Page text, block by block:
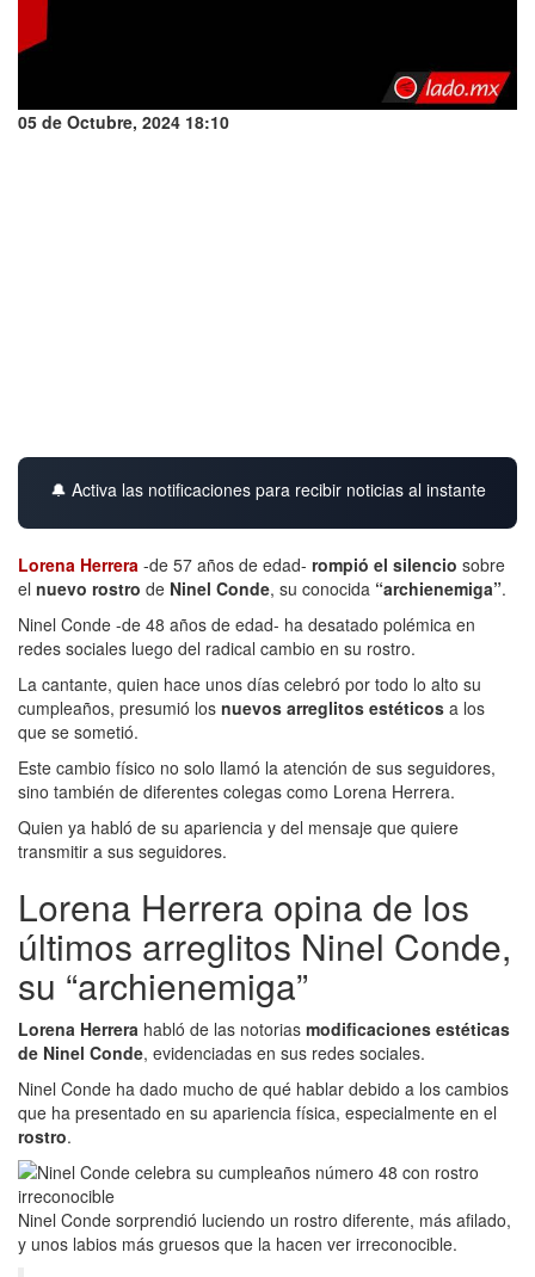
05 de Octubre, 2024 18:10
🔔 Activa las notificaciones para recibir noticias al instante
Lorena Herrera -de 57 años de edad- rompió el silencio sobre
el nuevo rostro de Ninel Conde, su conocida “archienemiga”.
Ninel Conde -de 48 años de edad- ha desatado polémica en
redes sociales luego del radical cambio en su rostro.
La cantante, quien hace unos días celebró por todo lo alto su
cumpleaños, presumió los nuevos arreglitos estéticos a los
que se sometió.
Este cambio físico no solo llamó la atención de sus seguidores,
sino también de diferentes colegas como Lorena Herrera.
Quien ya habló de su apariencia y del mensaje que quiere
transmitir a sus seguidores.
Lorena Herrera opina de los
últimos arreglitos Ninel Conde,
su “archienemiga”
Lorena Herrera habló de las notorias modificaciones estéticas
de Ninel Conde, evidenciadas en sus redes sociales.
Ninel Conde ha dado mucho de qué hablar debido a los cambios
que ha presentado en su apariencia física, especialmente en el
rostro.
Ninel Conde sorprendió luciendo un rostro diferente, más afilado,
y unos labios más gruesos que la hacen ver irreconocible.